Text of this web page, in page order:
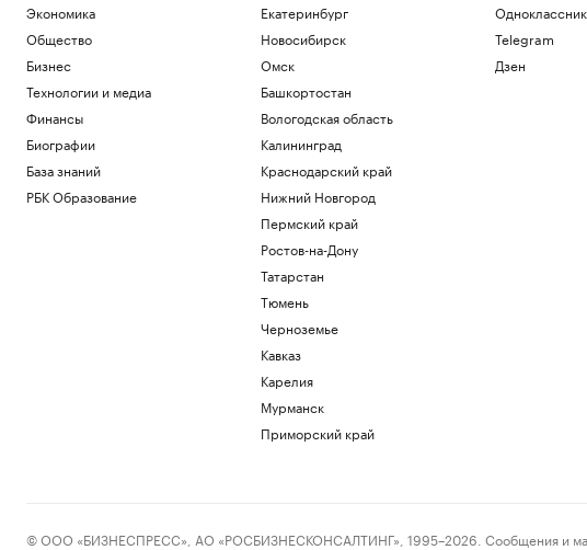
Экономика
Общество
Бизнес
Технологии и медиа
Финансы
Биографии
База знаний
РБК Образование
Екатеринбург
Новосибирск
Омск
Башкортостан
Вологодская область
Калининград
Краснодарский край
Нижний Новгород
Пермский край
Ростов-на-Дону
Татарстан
Тюмень
Черноземье
Кавказ
Карелия
Мурманск
Приморский край
Telegram
Дзен
© ООО «БИЗНЕСПРЕСС», АО «РОСБИЗНЕСКОНСАЛТИНГ», 1995–2026. Сообщения и